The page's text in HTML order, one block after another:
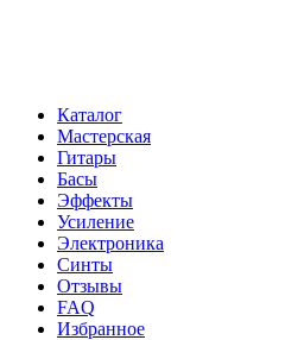
Каталог
Мастерская
Гитары
Басы
Эффекты
Усиление
Электроника
Синты
Отзывы
FAQ
Избранное